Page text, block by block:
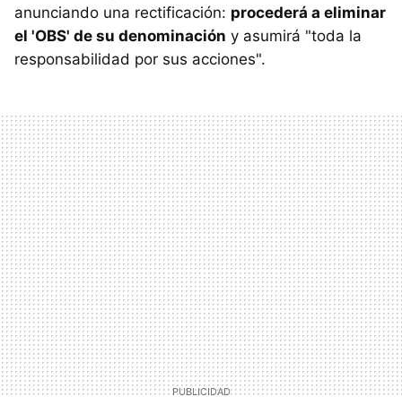
anunciando una rectificación: procederá a eliminar
el 'OBS' de su denominación y asumirá "toda la
responsabilidad por sus acciones".